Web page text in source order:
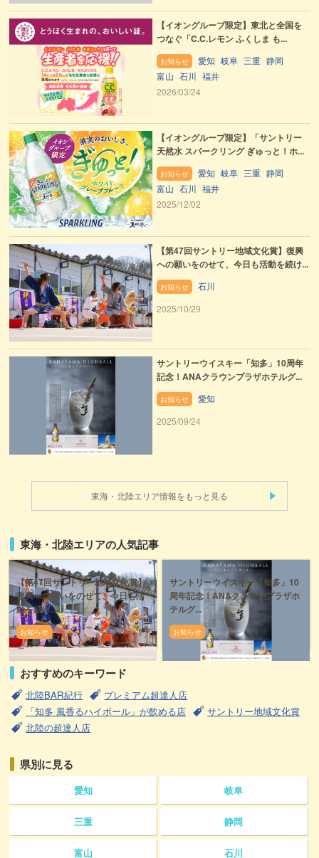
【イオングループ限定】東北と全国を
つなぐ「C.C.レモン ふくしま も...
お知らせ 愛知 岐阜 三重 静岡
富山 石川 福井
2026/03/24
【イオングループ限定】「サントリー
天然水 スパークリング ぎゅっと！ホ...
お知らせ 愛知 岐阜 三重 静岡
富山 石川 福井
2025/12/02
【第47回サントリー地域文化賞】復興
への願いをのせて、今日も活動を続け...
お知らせ
石川
2025/10/29
サントリーウイスキー「知多」10周年
記念！ANAクラウンプラザホテルグ...
お知らせ
愛知
2025/09/24
東海・北陸エリア情報をもっと見る
東海・北陸エリアの人気記事
【第47回サントリー地域文化賞】
復興への願いをのせて、今日も活
動を続け...
お知らせ
サントリーウイスキー「知多」10
周年記念！ANAクラウンプラザホ
テルグ...
お知らせ
おすすめのキーワード
北陸BAR紀行
プレミアム超達人店
「知多 風香るハイボール」が飲める店
サントリー地域文化賞
北陸の超達人店
県別に見る
愛知 岐阜
三重 静岡
富山 石川